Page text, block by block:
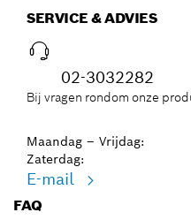
SERVICE & ADVIES
02-3032282
Bij vragen rondom onze
Maandag – Vrijdag:
Zaterdag:
E-mail
FAQ